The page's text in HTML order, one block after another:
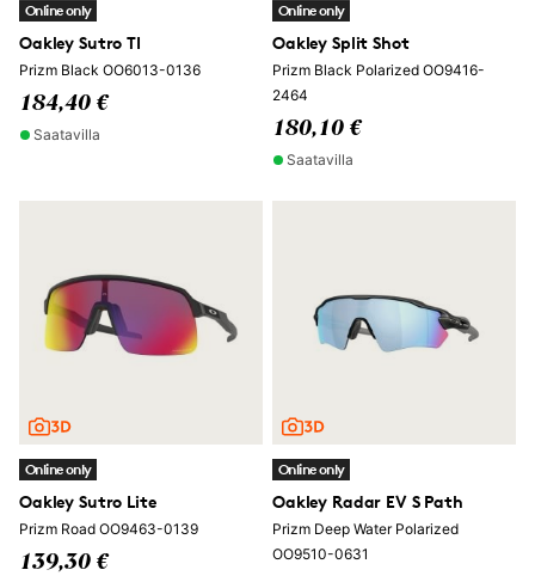
Online only
Oakley Sutro TI
Prizm Black OO6013-0136
184,40 €
Saatavilla
Online only
Oakley Split Shot
Prizm Black Polarized OO9416-
2464
180,10 €
Saatavilla
Online only
Oakley Sutro Lite
Prizm Road OO9463-0139
139,30 €
Online only
Oakley Radar EV S Path
Prizm Deep Water Polarized
OO9510-0631